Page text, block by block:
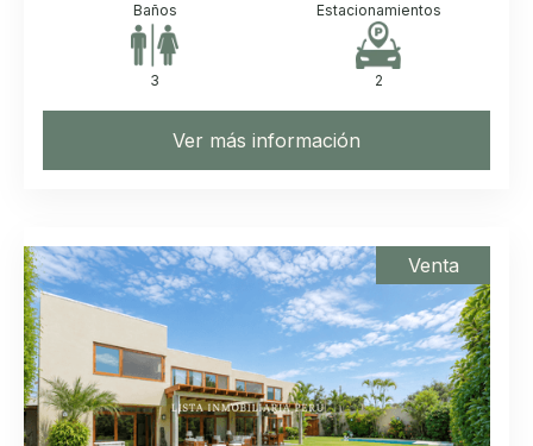
Baños
3
Estacionamientos
2
Ver más información
Venta